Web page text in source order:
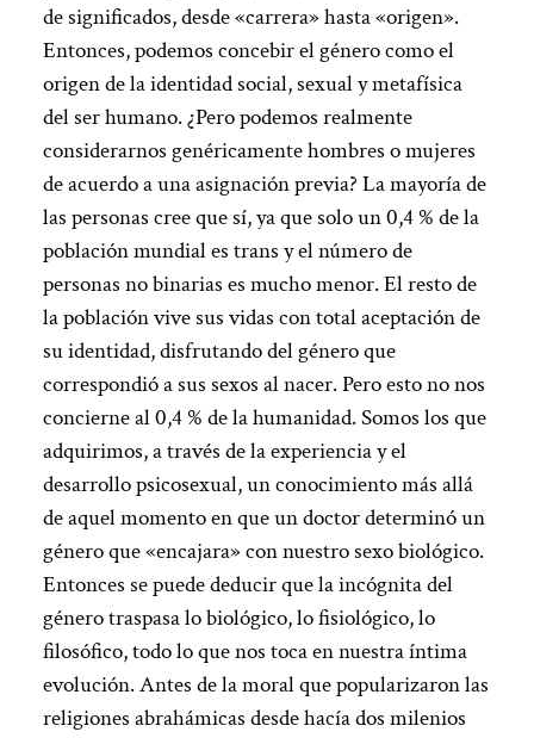
de significados, desde «carrera» hasta «origen».
Entonces, podemos concebir el género como el
origen de la identidad social, sexual y metafísica
del ser humano. ¿Pero podemos realmente
considerarnos genéricamente hombres o mujeres
de acuerdo a una asignación previa? La mayoría de
las personas cree que sí, ya que solo un 0,4 % de la
población mundial es trans y el número de
personas no binarias es mucho menor. El resto de
la población vive sus vidas con total aceptación de
su identidad, disfrutando del género que
correspondió a sus sexos al nacer. Pero esto no nos
concierne al 0,4 % de la humanidad. Somos los que
adquirimos, a través de la experiencia y el
desarrollo psicosexual, un conocimiento más allá
de aquel momento en que un doctor determinó un
género que «encajara» con nuestro sexo biológico.
Entonces se puede deducir que la incógnita del
género traspasa lo biológico, lo fisiológico, lo
filosófico, todo lo que nos toca en nuestra íntima
evolución. Antes de la moral que popularizaron las
religiones abrahámicas desde hacía dos milenios